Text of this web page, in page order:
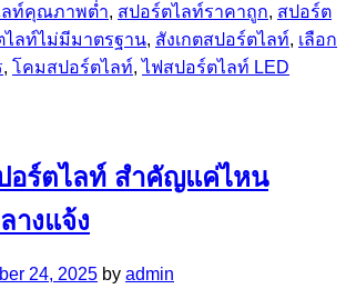
ลท์คุณภาพต่ำ, สปอร์ตไลท์ราคาถูก, สปอร์ต
ไลท์ไม่มีมาตรฐาน, สังเกตสปอร์ตไลท์, เลือก
, โคมสปอร์ตไลท์,ไฟสปอร์ตไลท์ LED
อร์ตไลท์ สำคัญแค่ไหน
างแจ้ง
24, 2025 by admin